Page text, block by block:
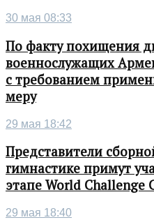
30 мая 08:33
По факту похищения
военнослужащих
с требованием
меру
29 мая 18:42
Представители
гимнастике примут
этапе World Challenge
29 мая 18:40